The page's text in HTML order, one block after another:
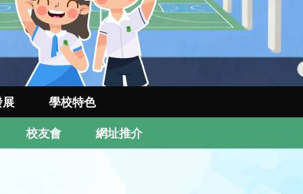
展 學校特色
校友會 網址推介